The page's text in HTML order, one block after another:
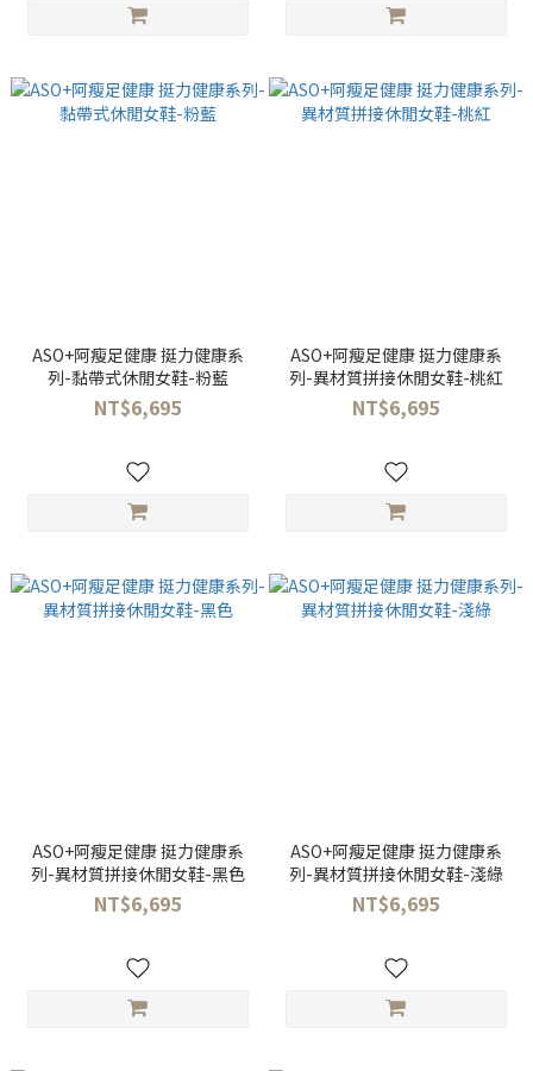
ASO+阿瘦足健康 挺力健康系
列-黏帶式休閒女鞋-粉藍
NT$6,695
ASO+阿瘦足健康 挺力健康系
列-異材質拼接休閒女鞋-桃紅
NT$6,695
ASO+阿瘦足健康 挺力健康系
列-異材質拼接休閒女鞋-黑色
NT$6,695
ASO+阿瘦足健康 挺力健康系
列-異材質拼接休閒女鞋-淺綠
NT$6,695